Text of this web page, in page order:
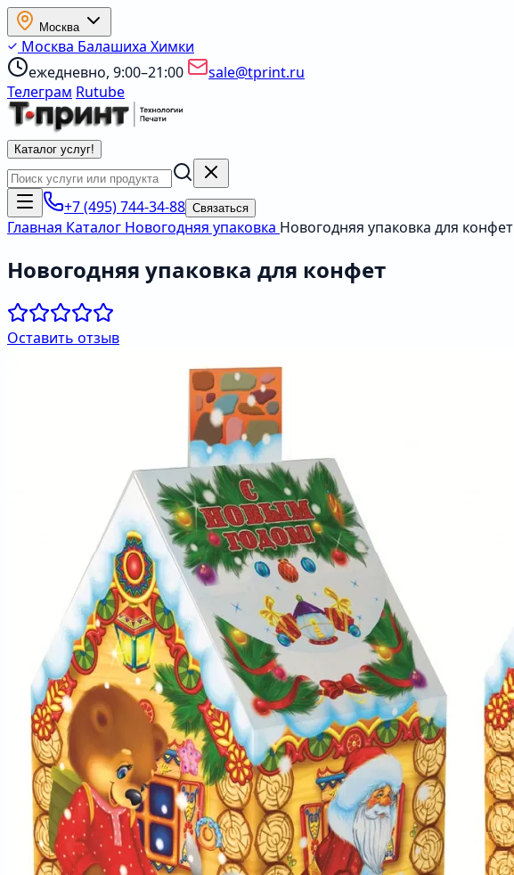
Москва
Москва Балашиха Химки
ежедневно, 9:00–21:00
sale@tprint.ru
Телеграм Rutube
Каталог услуг!
+7 (495) 744-34-88 Связаться
Главная Каталог Новогодняя упаковка Новогодняя упаковка для конфет
Новогодняя упаковка для конфет
Оставить отзыв